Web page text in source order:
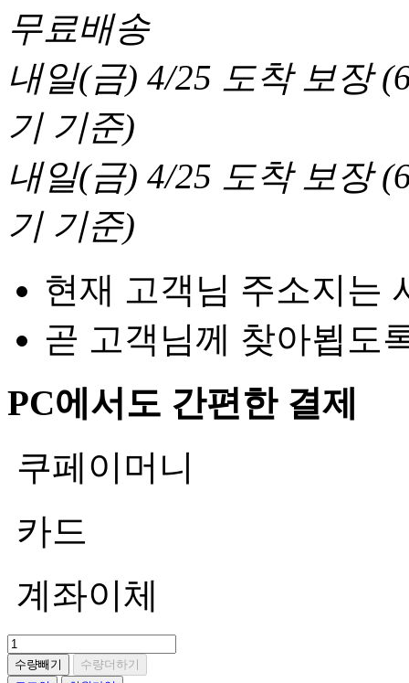
무료배송
내일(금) 4/25 도착 보장(
기 기준)
내일(금) 4/25 도착 보장(
기 기준)
현재 고객님 주소지는
곧 고객님께 찾아뵙도
PC에서도 간편한 결제
쿠페이머니
카드
계좌이체
수량빼기
수량더하기